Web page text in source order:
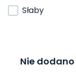
Słaby
Nie